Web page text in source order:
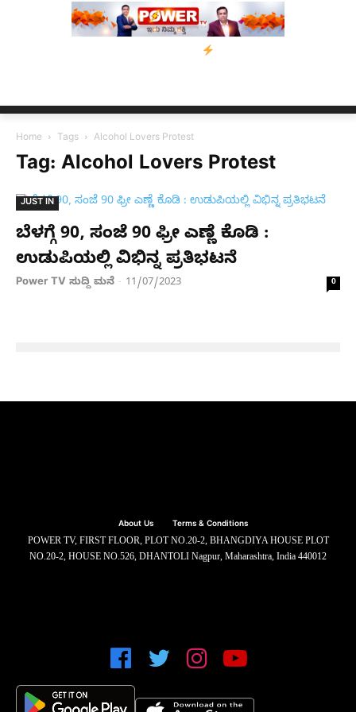
ನ್ಯೂಸ್ ಕಾರ್ಪ್‌ಗೆ ಎಐಯಿಂದ
Home Tags Alcohol Lovers Protest
Tag: Alcohol Lovers Protest
JUST IN
ಬೆಳಗ್ಗೆ 90, ಸಂಜೆ 90 ಫ್ರೀ ಎಣ್ಣೆ ಕೊಡಿ :
ಉಡುಪಿಯಲ್ಲಿ ವಿಭಿನ್ನ ಪ್ರತಿಭಟನೆ
Power TV ಸುದ್ದಿ ಮನೆ - 11/07/2023 0
About Us Terms & Conditions
POWER TV, FIRST FLOOR, PLOT NO.20-2, BHANGDIYA HOUSE PLOT
NO.20-2, HOUSE NO.526, DHANTOLI Nagpur, Maharashtra, India 440012